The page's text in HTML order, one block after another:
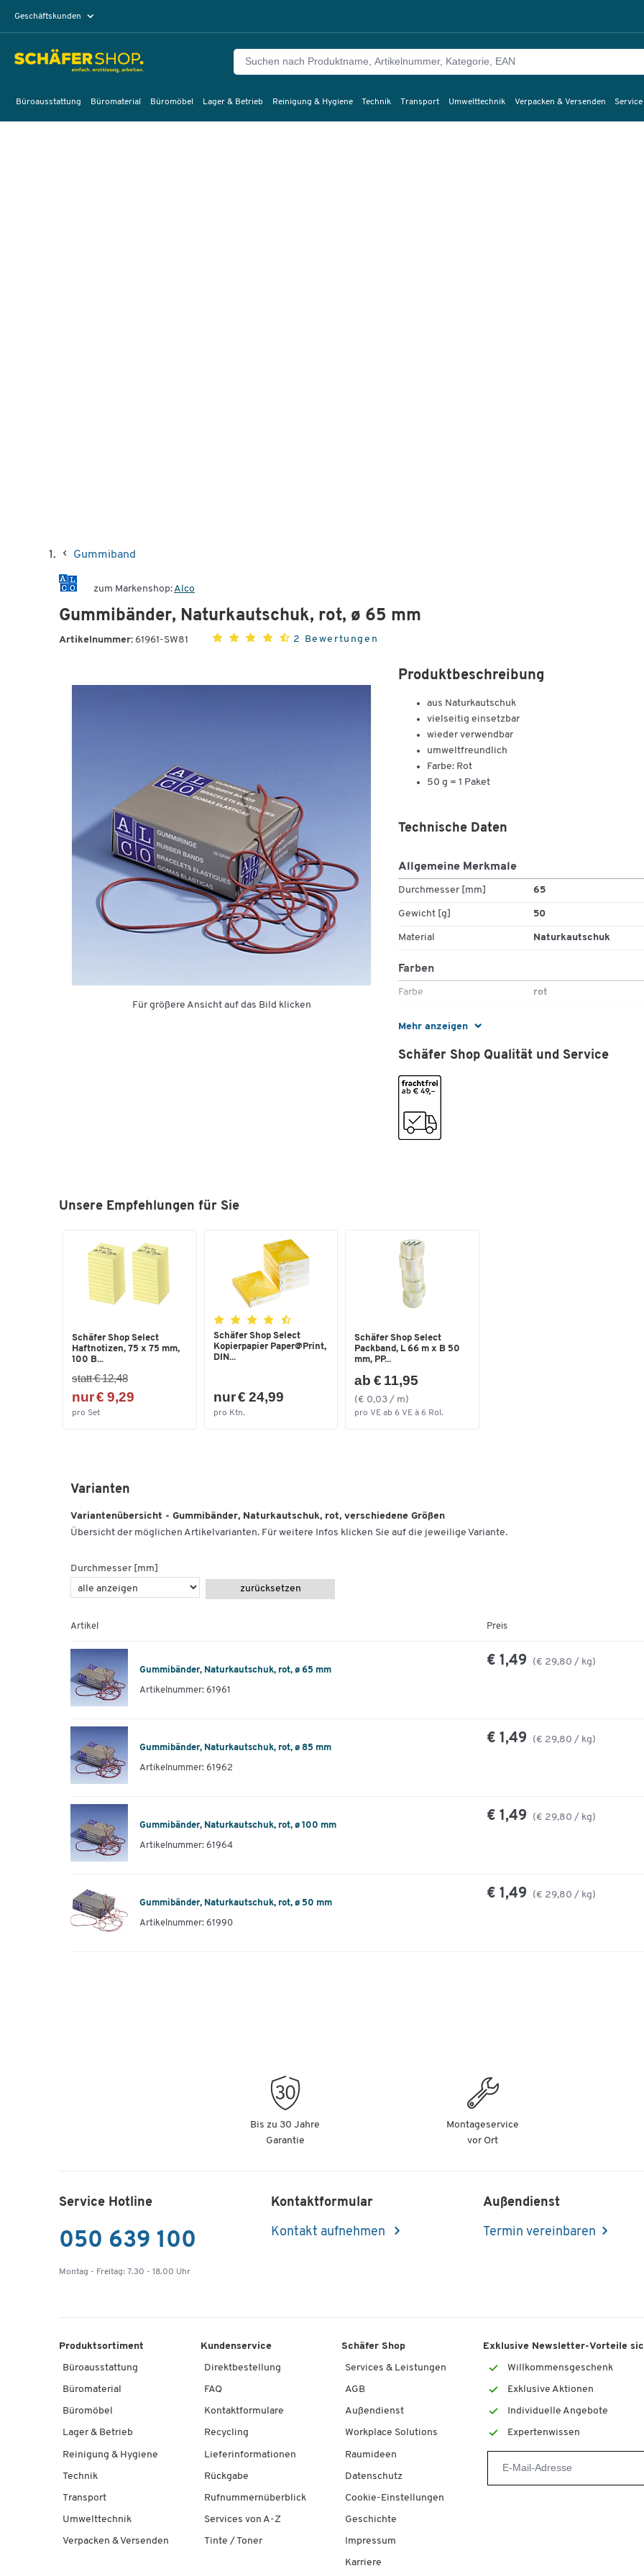
Geschäftskunden
Büroausstattung Büromaterial Büromöbel Lager & Betrieb Reinigung & Hygiene Technik Transport Umwelttechnik Verpacken & Versenden
Gummiband
zum Markenshop:Alco
Gummibänder, Naturkautschuk, rot, ø 65 mm
Artikelnummer: 61961-SW81 2 Bewertungen
Für größere Ansicht auf das Bild klicken
Produktbeschreibung
aus Naturkautschuk
vielseitig einsetzbar
wieder verwendbar
umweltfreundlich
Farbe: Rot
50 g = 1 Paket
Mehr anzeigen
Technische Daten
Allgemeine Merkmale
Durchmesser [mm] 65
Gewicht [g] 50
Material Naturkautschuk
Farben
Farbe rot
Maße
Breite [mm]
Schäfer Shop Qualität und Service
Unsere Empfehlungen für Sie
Schäfer Shop Select
Haftnotizen, 75 x 75 mm,
100 B...
statt € 12,48
nur € 9,29
pro Set
Schäfer Shop Select
Kopierpapier Paper@Print,
DIN...
nur € 24,99
pro Ktn.
Schäfer Shop Select
Packband, L 66 m x B 50
mm, PP...
ab € 11,95
(€ 0,03 / m)
pro VE ab 6 VE à 6 Rol.
Varianten
Variantenübersicht - Gummibänder, Naturkautschuk, rot, verschiedene Größen
Übersicht der möglichen Artikelvarianten. Für weitere Infos klicken Sie auf die jeweilige Variante.
Durchmesser [mm]
zurücksetzen
Artikel Preis
Gummibänder, Naturkautschuk, rot, ø 65 mm
Artikelnummer: 61961
€ 1,49 (€ 29,80 / kg)
Gummibänder, Naturkautschuk, rot, ø 85 mm
Artikelnummer: 61962
€ 1,49 (€ 29,80 / kg)
Gummibänder, Naturkautschuk, rot, ø 100 mm
Artikelnummer: 61964
€ 1,49 (€ 29,80 / kg)
Gummibänder, Naturkautschuk, rot, ø 50 mm
Artikelnummer: 61990
€ 1,49 (€ 29,80 / kg)
Bis zu 30 Jahre
Garantie
Montageservice
vor Ort
Service Hotline
050 639 100
Montag - Freitag: 7.30 - 18.00 Uhr
Kontaktformular
Kontakt aufnehmen
Außendienst
Termin vereinbaren
Produktsortiment
Büroausstattung
Büromaterial
Büromöbel
Lager & Betrieb
Reinigung & Hygiene
Technik
Transport
Umwelttechnik
Verpacken & Versenden
Kundenservice
Direktbestellung
FAQ
Kontaktformulare
Recycling
Lieferinformationen
Rückgabe
Rufnummernüberblick
Services von A-Z
Tinte / Toner
Schäfer Shop
Services & Leistungen
AGB
Außendienst
Workplace Solutions
Raumideen
Datenschutz
Cookie-Einstellungen
Geschichte
Impressum
Karriere
Exklusive Newsletter-Vorteile
Willkommensgeschenk
Exklusive Aktionen
Individuelle Angebote
Expertenwissen